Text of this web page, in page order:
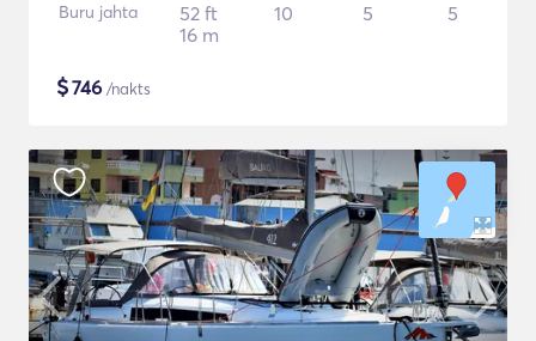
Buru jahta
52 ft
16 m
10 5 5
$746 /nakts